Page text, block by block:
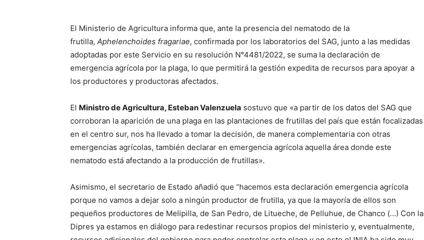
El Ministerio de Agricultura informa que, ante la presencia del nematodo de la
frutilla, Aphelenchoides fragariae, confirmada por los laboratorios del SAG, junto a las medidas
adoptadas por este Servicio en su resolución N°4481/2022, se suma la declaración de
emergencia agrícola por la plaga, lo que permitirá la gestión expedita de recursos para apoyar a
los productores y productoras afectados.
El Ministro de Agricultura, Esteban Valenzuela sostuvo que «a partir de los datos del SAG que
corroboran la aparición de una plaga en las plantaciones de frutillas del país que están focalizadas
en el centro sur, nos ha llevado a tomar la decisión, de manera complementaria con otras
emergencias agrícolas, también declarar en emergencia agrícola aquella área donde este
nematodo está afectando a la producción de frutillas».
Asimismo, el secretario de Estado añadió que “hacemos esta declaración emergencia agrícola
porque no vamos a dejar solo a ningún productor de frutilla, ya que la mayoría de ellos son
pequeños productores de Melipilla, de San Pedro, de Litueche, de Pelluhue, de Chanco (…) Con la
Dipres ya estamos en diálogo para redestinar recursos propios del ministerio y, eventualmente,